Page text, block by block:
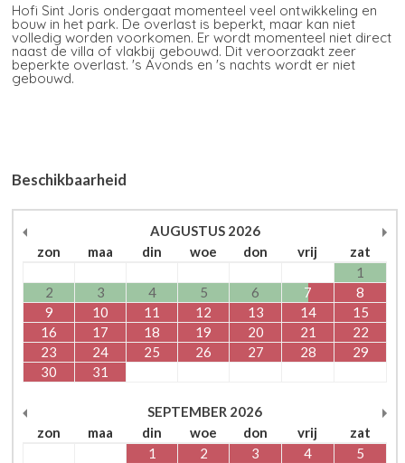
Hofi Sint Joris ondergaat momenteel veel ontwikkeling en
bouw in het park. De overlast is beperkt, maar kan niet
volledig worden voorkomen. Er wordt momenteel niet direct
naast de villa of vlakbij gebouwd. Dit veroorzaakt zeer
beperkte overlast. 's Avonds en 's nachts wordt er niet
gebouwd.
Beschikbaarheid
AUGUSTUS 2026
zon
maa din woe don vrij
zat
1
2
3 4 5 6 7
8
9
10 11 12 13 14
15
16
17 18 19 20 21
22
23
24 25 26 27 28
29
30
31
SEPTEMBER 2026
zon
maa din woe don vrij
zat
1
2 3 4
5